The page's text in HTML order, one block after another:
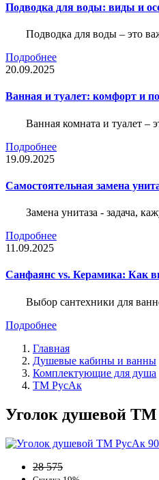
Подводка для воды: виды и
Подводка для воды – это
Подробнее
20.09.2025
Ванная и туалет: комфорт и
Ванная комната и туалет –
Подробнее
19.09.2025
Самостоятельная замена
Замена унитаза - задача,
Подробнее
11.09.2025
Санфаянс vs. Керамика: Как
Выбор сантехники для
Подробнее
Главная
Душевые кабины и ванны
Комплектующие для душа
ТМ РусАк
Уголок душевой ТМ
28 575